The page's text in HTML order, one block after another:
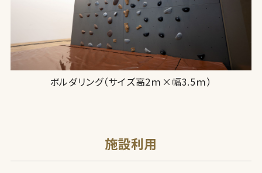
ボルダリング（サイズ高2ｍ×幅3.5ｍ）
施設利用